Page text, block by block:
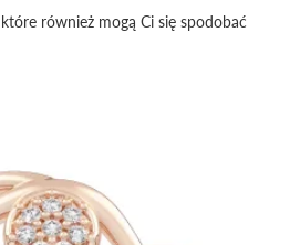
również mogą Ci się spodobać